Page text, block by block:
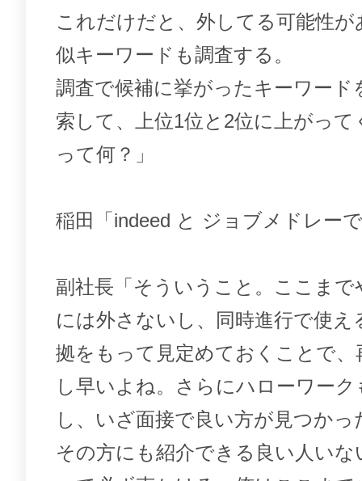
これだけだと、外してる可能性
似キーワードも調査する。
調査で候補に挙がったキーワード
索して、上位1位と2位に上がっ
って何？」
稲田「indeed と ジョブメドレー
副社長「そういうこと。ここまで
には外さないし、同時進行で使え
拠をもって見定めておくことで、
し早いよね。さらにハローワー
し、いざ面接で良い方が見つか
その方にも紹介できる良い人いな